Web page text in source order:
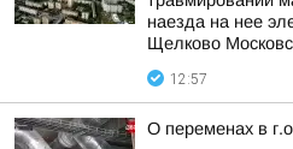
наезда на нее
Щелково
12:57
О переменах в